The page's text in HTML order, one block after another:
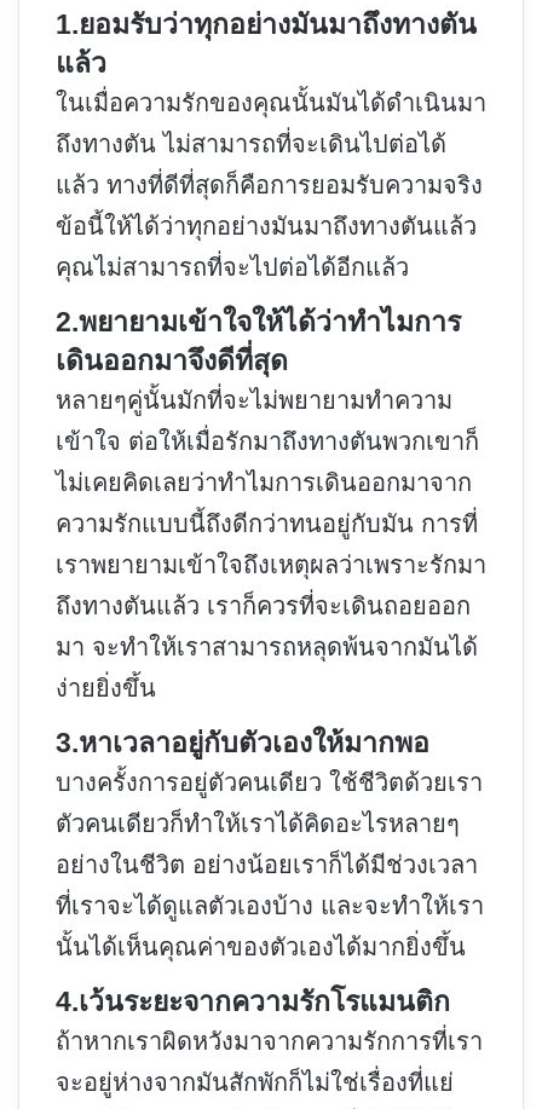
1.ยอมรับว่าทุกอย่างมันมาถึงทางตัน
แล้ว
ในเมื่อความรักของคุณนั้นมันได้ดำเนินมา
ถึงทางตัน ไม่สามารถที่จะเดินไปต่อได้
แล้ว ทางที่ดีที่สุดก็คือการยอมรับความจริง
ข้อนี้ให้ได้ว่าทุกอย่างมันมาถึงทางตันแล้ว
คุณไม่สามารถที่จะไปต่อได้อีกแล้ว
2.พยายามเข้าใจให้ได้ว่าทำไมการ
เดินออกมาจึงดีที่สุด
หลายๆคู่นั้นมักที่จะไม่พยายามทำความ
เข้าใจ ต่อให้เมื่อรักมาถึงทางตันพวกเขาก็
ไม่เคยคิดเลยว่าทำไมการเดินออกมาจาก
ความรักแบบนี้ถึงดีกว่าทนอยู่กับมัน การที่
เราพยายามเข้าใจถึงเหตุผลว่าเพราะรักมา
ถึงทางตันแล้ว เราก็ควรที่จะเดินถอยออก
มา จะทำให้เราสามารถหลุดพ้นจากมันได้
ง่ายยิ่งขึ้น
3.หาเวลาอยู่กับตัวเองให้มากพอ
บางครั้งการอยู่ตัวคนเดียว ใช้ชีวิตด้วยเรา
ตัวคนเดียวก็ทำให้เราได้คิดอะไรหลายๆ
อย่างในชีวิต อย่างน้อยเราก็ได้มีช่วงเวลา
ที่เราจะได้ดูแลตัวเองบ้าง และจะทำให้เรา
นั้นได้เห็นคุณค่าของตัวเองได้มากยิ่งขึ้น
4.เว้นระยะจากความรักโรแมนติก
ถ้าหากเราผิดหวังมาจากความรักการที่เรา
จะอยู่ห่างจากมันสักพักก็ไม่ใช่เรื่องที่แย่